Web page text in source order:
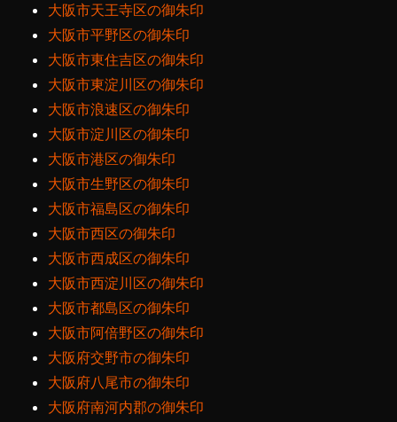
大阪市天王寺区の御朱印
大阪市平野区の御朱印
大阪市東住吉区の御朱印
大阪市東淀川区の御朱印
大阪市浪速区の御朱印
大阪市淀川区の御朱印
大阪市港区の御朱印
大阪市生野区の御朱印
大阪市福島区の御朱印
大阪市西区の御朱印
大阪市西成区の御朱印
大阪市西淀川区の御朱印
大阪市都島区の御朱印
大阪市阿倍野区の御朱印
大阪府交野市の御朱印
大阪府八尾市の御朱印
大阪府南河内郡の御朱印